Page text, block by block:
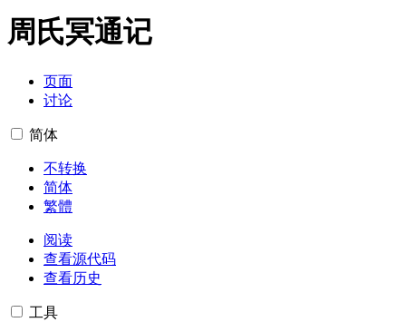
周氏冥通记
页面
讨论
简体
不转换
简体
繁體
阅读
查看源代码
查看历史
工具